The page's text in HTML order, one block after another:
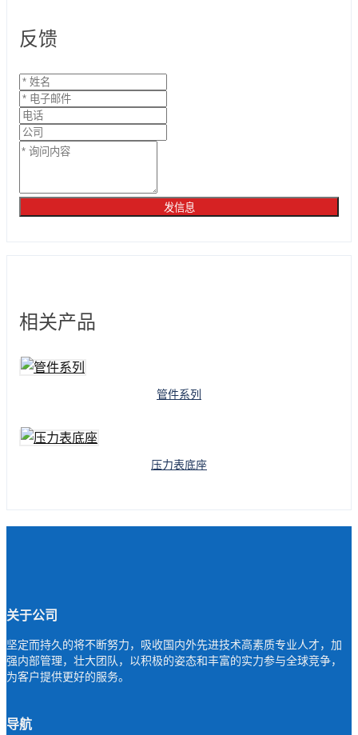
反馈
发信息
相关产品
管件系列
压力表底座
关于公司
坚定而持久的将不断努力，吸收国内外先进技术高素质专业人才，加
强内部管理，壮大团队，以积极的姿态和丰富的实力参与全球竞争，
为客户提供更好的服务。
导航